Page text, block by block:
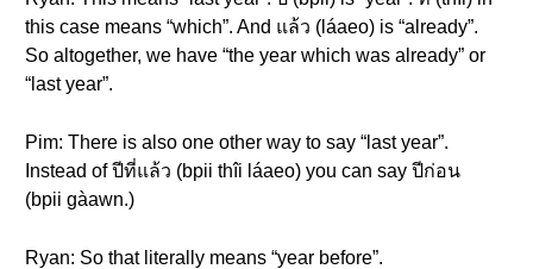
this case means “which”. And แล้ว (láaeo) is “already”.
So altogether, we have “the year which was already” or
“last year”.
Pim: There is also one other way to say “last year”.
Instead of ปีที่แล้ว (bpii thîi láaeo) you can say ปีก่อน
(bpii gàawn.)
Ryan: So that literally means “year before”.